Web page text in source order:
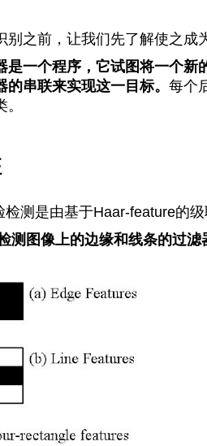
别之前，让我们先了解使之成
是一个程序，它试图将一个新
的串联来实现这一目标。 每个
检测是由基于Haar-feature的
测图像上的边缘和线条的过滤